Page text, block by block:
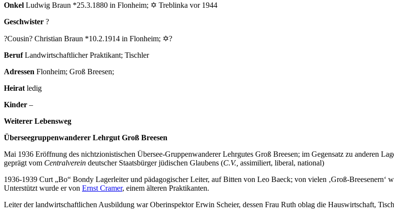
Onkel Ludwig Braun *25.3.1880 in Flonheim; ✡ Treblinka vor 1944
Geschwister ?
?Cousin? Christian Braun *10.2.1914 in Flonheim; ✡?
BerufLandwirtschaftlicher Praktikant; Tischler
Adressen Flonheim; Groß Breesen;
Heirat ledig
Kinder –
Weiterer Lebensweg
Überseegruppenwanderer Lehrgut Groß Breesen
Mai 1936 Eröffnung des nichtzionistischen Übersee-Gruppenwanderer Lehrgutes Groß Breesen; im Gegensatz zu anderen
geprägt vom Centralverein deutscher Staatsbürger jüdischen Glaubens (C.V., assimiliert, liberal, national)
1936-1939 Curt „Bo“ Bondy Lagerleiter und pädagogischer Leiter, auf Bitten von Leo Baeck; von vielen ‚Groß-Breesenern‘
Unterstützt wurde er von Ernst Cramer, einem älteren Praktikanten.
Leiter der landwirtschaftlichen Ausbildung war Oberinspektor Erwin Scheier, dessen Frau Ruth oblag die Hauswirtschaft,